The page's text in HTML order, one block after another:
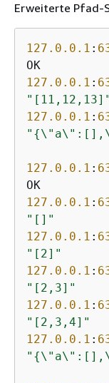
Erweiterte Pfad-
127.0 .0 .1 :
127.0 .0 .1 :
"[11,12,13]"
127.0 .0 .1 :
" {
127.0 .0 .1 :
127.0 .0 .1 :
"[]"
127.0 .0 .1 :
"[2]"
127.0 .0 .1 :
"[2,3]"
127.0 .0 .1 :
"[2,3,4]"
127.0 .0 .1 :
" {